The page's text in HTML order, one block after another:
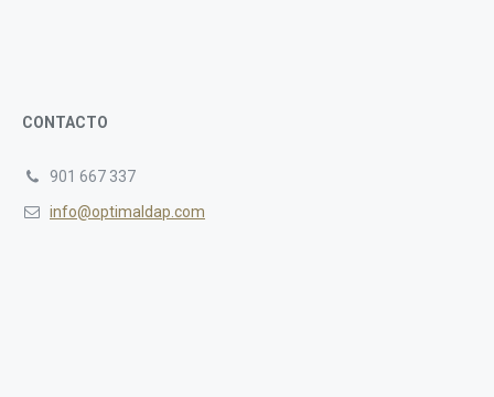
CONTACTO
901 667 337
info@optimaldap.com